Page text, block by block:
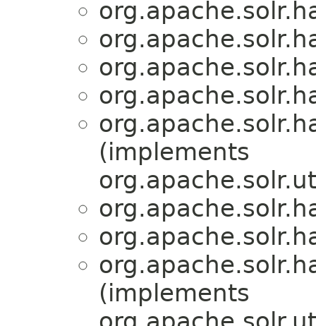
(implements
(implements